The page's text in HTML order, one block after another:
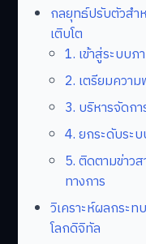
กลยุทธ์ปรับตัวสำ
เติบโต
1. เข้าสู่ระบบ
2. เตรียมควา
3. บริหารจัดก
4. ยกระดับระ
5. ติดตามข่าว
ทางการ
วิเคราะห์ผลกระท
โลกดิจิทัล